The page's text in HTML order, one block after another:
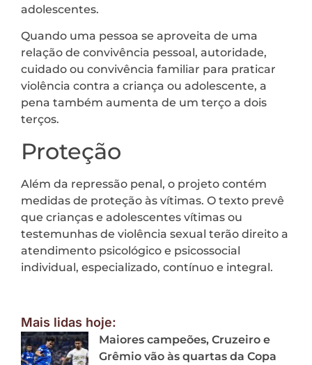
adolescentes.
Quando uma pessoa se aproveita de uma
relação de convivência pessoal, autoridade,
cuidado ou convivência familiar para praticar
violência contra a criança ou adolescente, a
pena também aumenta de um terço a dois
terços.
Proteção
Além da repressão penal, o projeto contém
medidas de proteção às vítimas. O texto prevê
que crianças e adolescentes vítimas ou
testemunhas de violência sexual terão direito a
atendimento psicológico e psicossocial
individual, especializado, contínuo e integral.
Mais lidas hoje:
Maiores campeões, Cruzeiro e
Grêmio vão às quartas da Copa